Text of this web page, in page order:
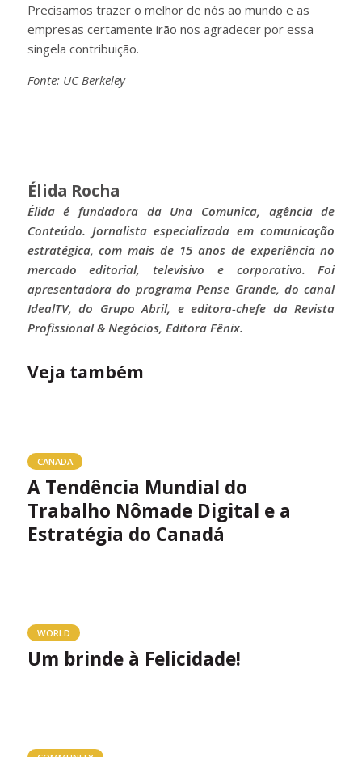
Precisamos trazer o melhor de nós ao mundo e as
empresas certamente irão nos agradecer por essa
singela contribuição.
Fonte: UC Berkeley
Élida Rocha
Élida é fundadora da Una Comunica, agência de
Conteúdo. Jornalista especializada em comunicação
estratégica, com mais de 15 anos de experiência no
mercado editorial, televisivo e corporativo. Foi
apresentadora do programa Pense Grande, do canal
IdealTV, do Grupo Abril, e editora-chefe da Revista
Profissional & Negócios, Editora Fênix.
Veja também
CANADA
A Tendência Mundial do
Trabalho Nômade Digital e a
Estratégia do Canadá
WORLD
Um brinde à Felicidade!